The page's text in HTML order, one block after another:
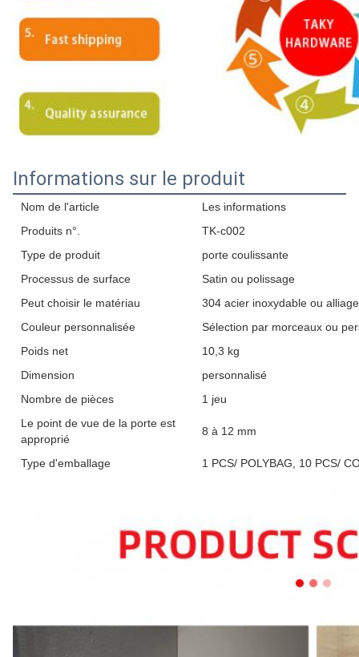
Informations sur le produit
Nom de l'article
Les informations
Produits n°.
TK-c002
Type de produit
porte coulissante
Processus de surface
Satin ou polissage
Peut choisir le matériau
304 acier inoxydable ou
Couleur personnalisée
Sélection par morceaux ou
Poids net
10,3 kg
Dimension
personnalisé
Nombre de pièces
1 jeu
Le point de vue de la porte est
approprié
8 à 12 mm
Type d'emballage 1 PCS/ POLYBAG, 10 PCS/